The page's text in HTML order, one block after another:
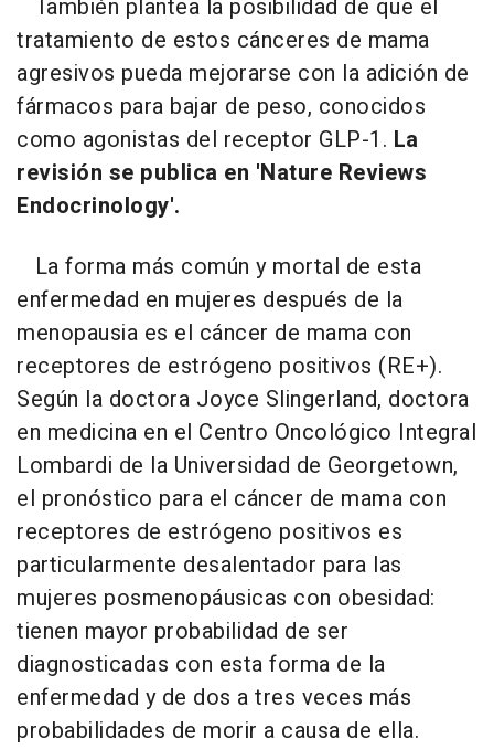
También plantea la posibilidad de que el
tratamiento de estos cánceres de mama
agresivos pueda mejorarse con la adición de
fármacos para bajar de peso, conocidos
como agonistas del receptor GLP-1. La
revisión se publica en 'Nature Reviews
Endocrinology'.
La forma más común y mortal de esta
enfermedad en mujeres después de la
menopausia es el cáncer de mama con
receptores de estrógeno positivos (RE+).
Según la doctora Joyce Slingerland, doctora
en medicina en el Centro Oncológico Integral
Lombardi de la Universidad de Georgetown,
el pronóstico para el cáncer de mama con
receptores de estrógeno positivos es
particularmente desalentador para las
mujeres posmenopáusicas con obesidad:
tienen mayor probabilidad de ser
diagnosticadas con esta forma de la
enfermedad y de dos a tres veces más
probabilidades de morir a causa de ella.